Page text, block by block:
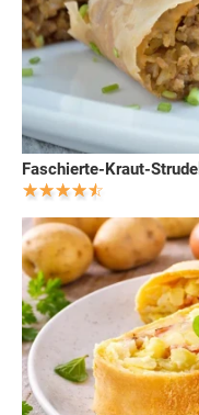
Faschierte-Kraut-Strudel